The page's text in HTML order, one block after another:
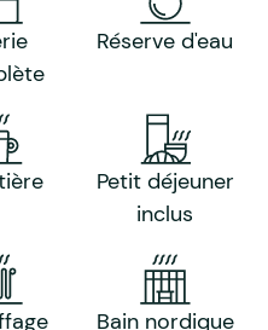
Réserve d'eau
Petit déjeuner
inclus
Bain nordique